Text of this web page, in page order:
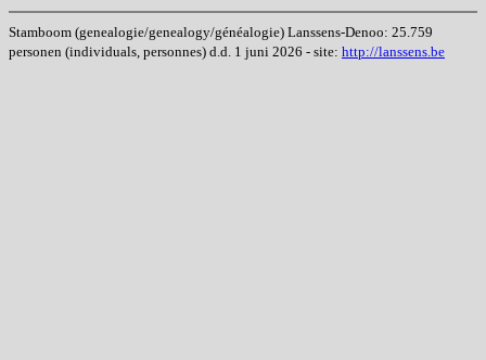
Stamboom (genealogie/genealogy/généalogie) Lanssens-Denoo: 25.759
personen (individuals, personnes) d.d. 1 juni 2026 - site: http://lanssens.be